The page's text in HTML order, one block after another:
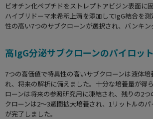
ビオチン化ペプチドをストレプトアビジン表面に
ハイブリドーマ未希釈上清を添加してIgG結合を
性の高い7つのサブクローンが選択され、バンキン
高IgG分泌サブクローンのパイロッ
7つの高価値で特異性の高いサブクローンは液体
れ、将来の解析に備えました。十分な培養量が得
ローンは将来の参照研究用に凍結され、残りの2
クローンは2～3週間拡大培養され、1リットルの
が完了しました。